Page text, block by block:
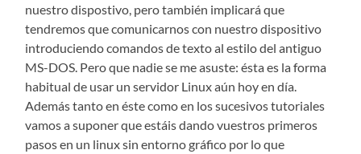
nuestro dispostivo, pero también implicará que
tendremos que comunicarnos con nuestro dispositivo
introduciendo comandos de texto al estilo del antiguo
MS-DOS. Pero que nadie se me asuste: ésta es la forma
habitual de usar un servidor Linux aún hoy en día.
Además tanto en éste como en los sucesivos tutoriales
vamos a suponer que estáis dando vuestros primeros
pasos en un linux sin entorno gráfico por lo que